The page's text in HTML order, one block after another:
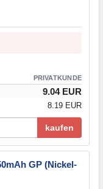
PRIVATKUNDE
9.04 EUR
8.19 EUR
kaufen
GP (Nickel-